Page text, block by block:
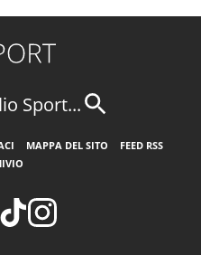
Sport...
MAPPA DEL SITO
FEED RSS